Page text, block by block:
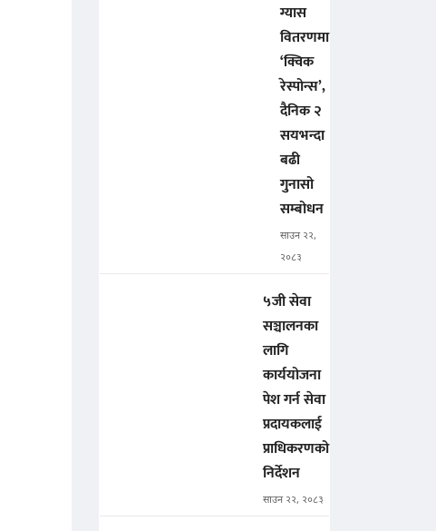
ग्यास
वितरणमा
‘क्विक
रेस्पोन्स’,
दैनिक २
सयभन्दा
बढी
गुनासो
सम्बोधन
साउन २२,
२०८३
५जी सेवा
सञ्चालनका
लागि
कार्ययोजना
पेश गर्न सेवा
प्रदायकलाई
प्राधिकरणको
निर्देशन
साउन २२, २०८३